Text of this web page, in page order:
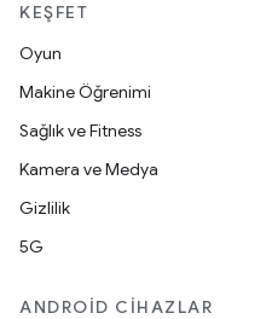
KEŞFET
Oyun
Makine Öğrenimi
Sağlık ve Fitness
Kamera ve Medya
Gizlilik
5G
ANDROID CIHAZLAR